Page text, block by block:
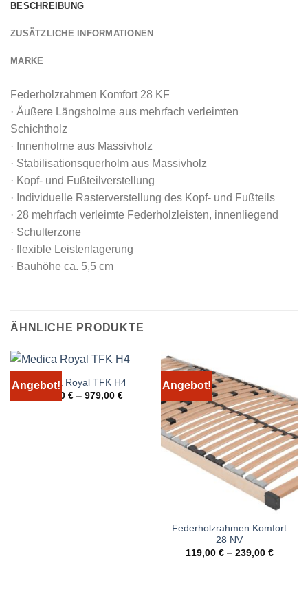
BESCHREIBUNG
ZUSÄTZLICHE INFORMATIONEN
MARKE
Federholzrahmen Komfort 28 KF
· Äußere Längsholme aus mehrfach verleimten
Schichtholz
· Innenholme aus Massivholz
· Stabilisationsquerholm aus Massivholz
· Kopf- und Fußteilverstellung
· Individuelle Rasterverstellung des Kopf- und Fußteils
· 28 mehrfach verleimte Federholzleisten, innenliegend
· Schulterzone
· flexible Leistenlagerung
· Bauhöhe ca. 5,5 cm
ÄHNLICHE PRODUKTE
Angebot!
Medica Royal TFK H4
399,00 €– 979,00 €
Angebot!
Federholzrahmen Komfort
28 NV
119,00 €– 239,00 €